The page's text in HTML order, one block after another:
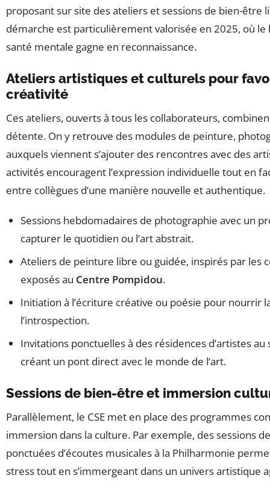
proposant sur site des ateliers et sessions de bien-être
démarche est particulièrement valorisée en 2025, où
santé mentale gagne en reconnaissance.
Ateliers artistiques et culturels pour
créativité
Ces ateliers, ouverts à tous les collaborateurs,
détente. On y retrouve des modules de peinture,
auxquels viennent s’ajouter des rencontres avec des
activités encouragent l’expression individuelle tout en
entre collègues d’une manière nouvelle et authentique.
Sessions hebdomadaires de photographie avec un
capturer le quotidien ou l’art abstrait.
Ateliers de peinture libre ou guidée, inspirés par les
exposés au Centre Pompidou.
Initiation à l’écriture créative ou poésie pour nourrir
l’introspection.
Invitations ponctuelles à des résidences d’artistes au
créant un pont direct avec le monde de l’art.
Sessions de bien-être et immersion
Parallèlement, le CSE met en place des programmes
immersion dans la culture. Par exemple, des sessions
ponctuées d’écoutes musicales à la Philharmonie
stress tout en s’immergeant dans un univers artistique